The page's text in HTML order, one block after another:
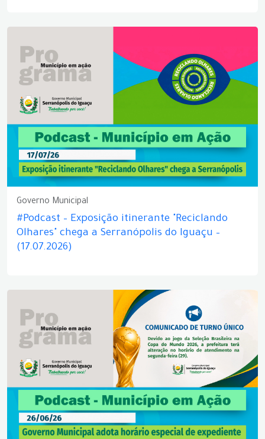
Governo Municipal
#Podcast – Exposição itinerante "Reciclando
Olhares" chega a Serranópolis do Iguaçu –
(17.07.2026)